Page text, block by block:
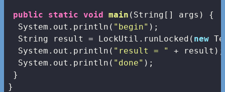
public static void main (String[] args)
{
  System.out.println(
"begin" );
  String result = LockUtil.runLocked(
new
  System.out.println(
"result = "
+ result);
  System.out.println(
"done" );
}
}